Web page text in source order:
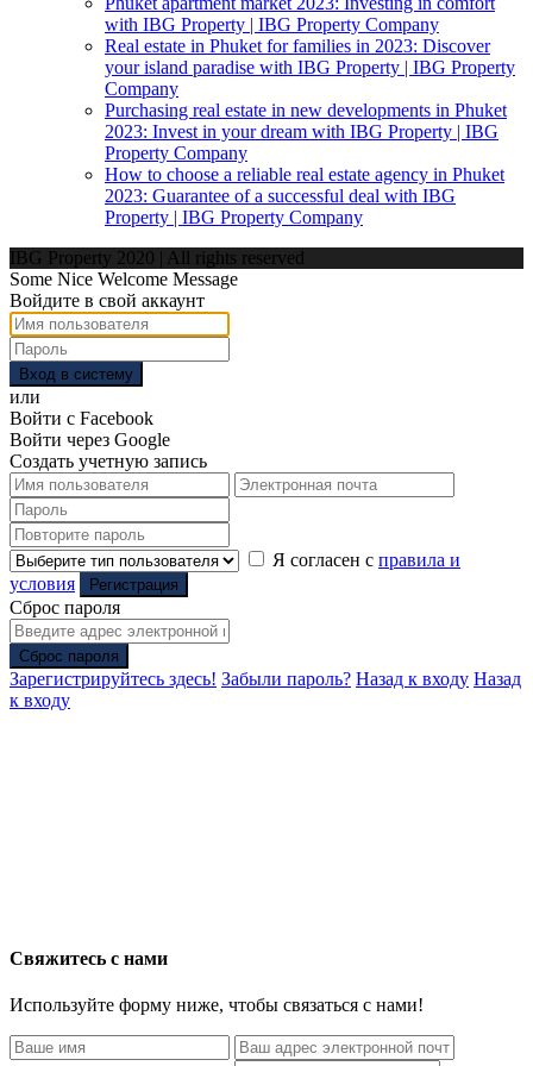
with IBG Property | IBG Property Company
Real estate in Phuket for families in 2023: Discover
your island paradise with IBG Property | IBG Property
Company
Purchasing real estate in new developments in Phuket
2023: Invest in your dream with IBG Property | IBG
Property Company
How to choose a reliable real estate agency in Phuket
2023: Guarantee of a successful deal with IBG
Property | IBG Property Company
IBG Property 2020 | All rights reserved
Some Nice Welcome Message
Войдите в свой аккаунт
Вход в систему
или
Войти с Facebook
Войти через Google
Создать учетную запись
Я согласен с правила и
условия
Регистрация
Сброс пароля
Сброс пароля
Зарегистрируйтесь здесь! Забыли пароль? Назад к входу Назад
к входу
Свяжитесь с нами
Используйте форму ниже, чтобы связаться с нами!